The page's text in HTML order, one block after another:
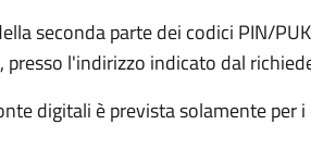
seconda parte dei codici PIN/
l'indirizzo indicato dal
digitali è prevista solamente per